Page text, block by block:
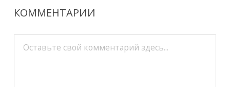
КОММЕНТАРИИ